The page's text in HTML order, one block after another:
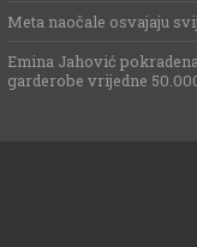
Meta naočale osvajaju
Emina Jahović
garderobe vrijedne